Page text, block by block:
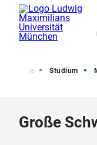
Startseite Studium
Große